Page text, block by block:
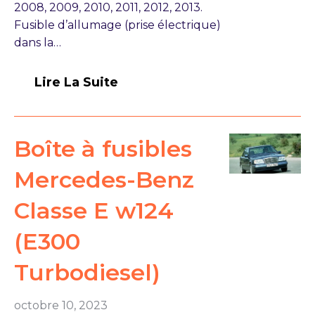
2008, 2009, 2010, 2011, 2012, 2013.
Fusible d’allumage (prise électrique)
dans la…
Lire La Suite
Boîte à fusibles
Mercedes-Benz
Classe E w124
(E300
Turbodiesel)
octobre 10, 2023